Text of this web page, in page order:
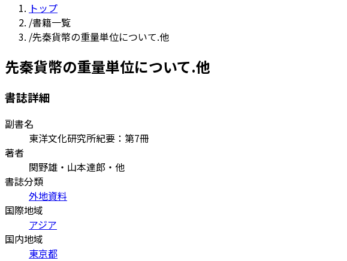
トップ
/書籍一覧
/先秦貨幣の重量単位について.他
先秦貨幣の重量単位について.他
書誌詳細
副書名
東洋文化研究所紀要：第7冊
著者
関野雄・山本達郎・他
書誌分類
外地資料
国際地域
アジア
国内地域
東京都